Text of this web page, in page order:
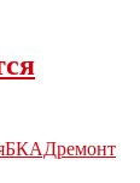
БКАДремонт